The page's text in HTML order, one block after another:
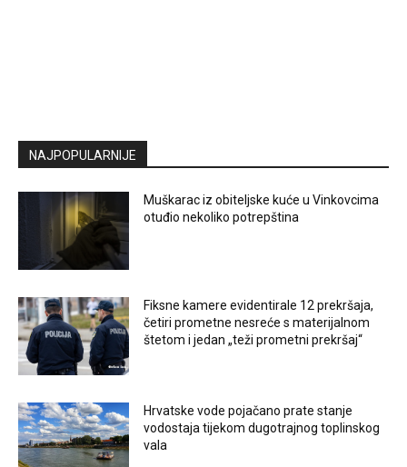
NAJPOPULARNIJE
Muškarac iz obiteljske kuće u Vinkovcima
otuđio nekoliko potrepština
Fiksne kamere evidentirale 12 prekršaja,
četiri prometne nesreće s materijalnom
štetom i jedan „teži prometni prekršaj“
Hrvatske vode pojačano prate stanje
vodostaja tijekom dugotrajnog toplinskog
vala